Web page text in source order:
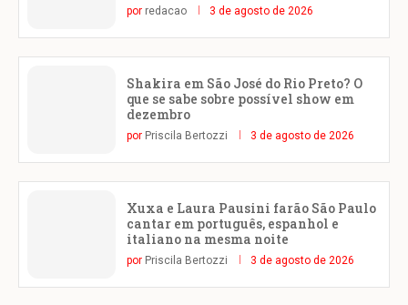
por redacao 3 de agosto de 2026
Shakira em São José do Rio Preto? O
que se sabe sobre possível show em
dezembro
por Priscila Bertozzi 3 de agosto de 2026
Xuxa e Laura Pausini farão São Paulo
cantar em português, espanhol e
italiano na mesma noite
por Priscila Bertozzi 3 de agosto de 2026